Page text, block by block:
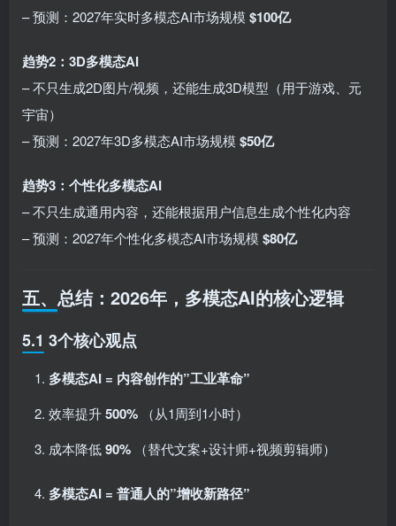
– 预测：2027年实时多模态AI市场规模 $100亿
趋势2：3D多模态AI
– 不只生成2D图片/视频，还能生成3D模型（用于游戏、元
宇宙）
– 预测：2027年3D多模态AI市场规模 $50亿
趋势3：个性化多模态AI
– 不只生成通用内容，还能根据用户信息生成个性化内容
– 预测：2027年个性化多模态AI市场规模 $80亿
五、总结：2026年，多模态AI的核心逻辑
5.1 3个核心观点
多模态AI = 内容创作的”工业革命”
效率提升500%
（从1周到1小时）
成本降低90% （替代文案+设计师+视频剪辑师）
多模态AI = 普通人的”增收新路径”